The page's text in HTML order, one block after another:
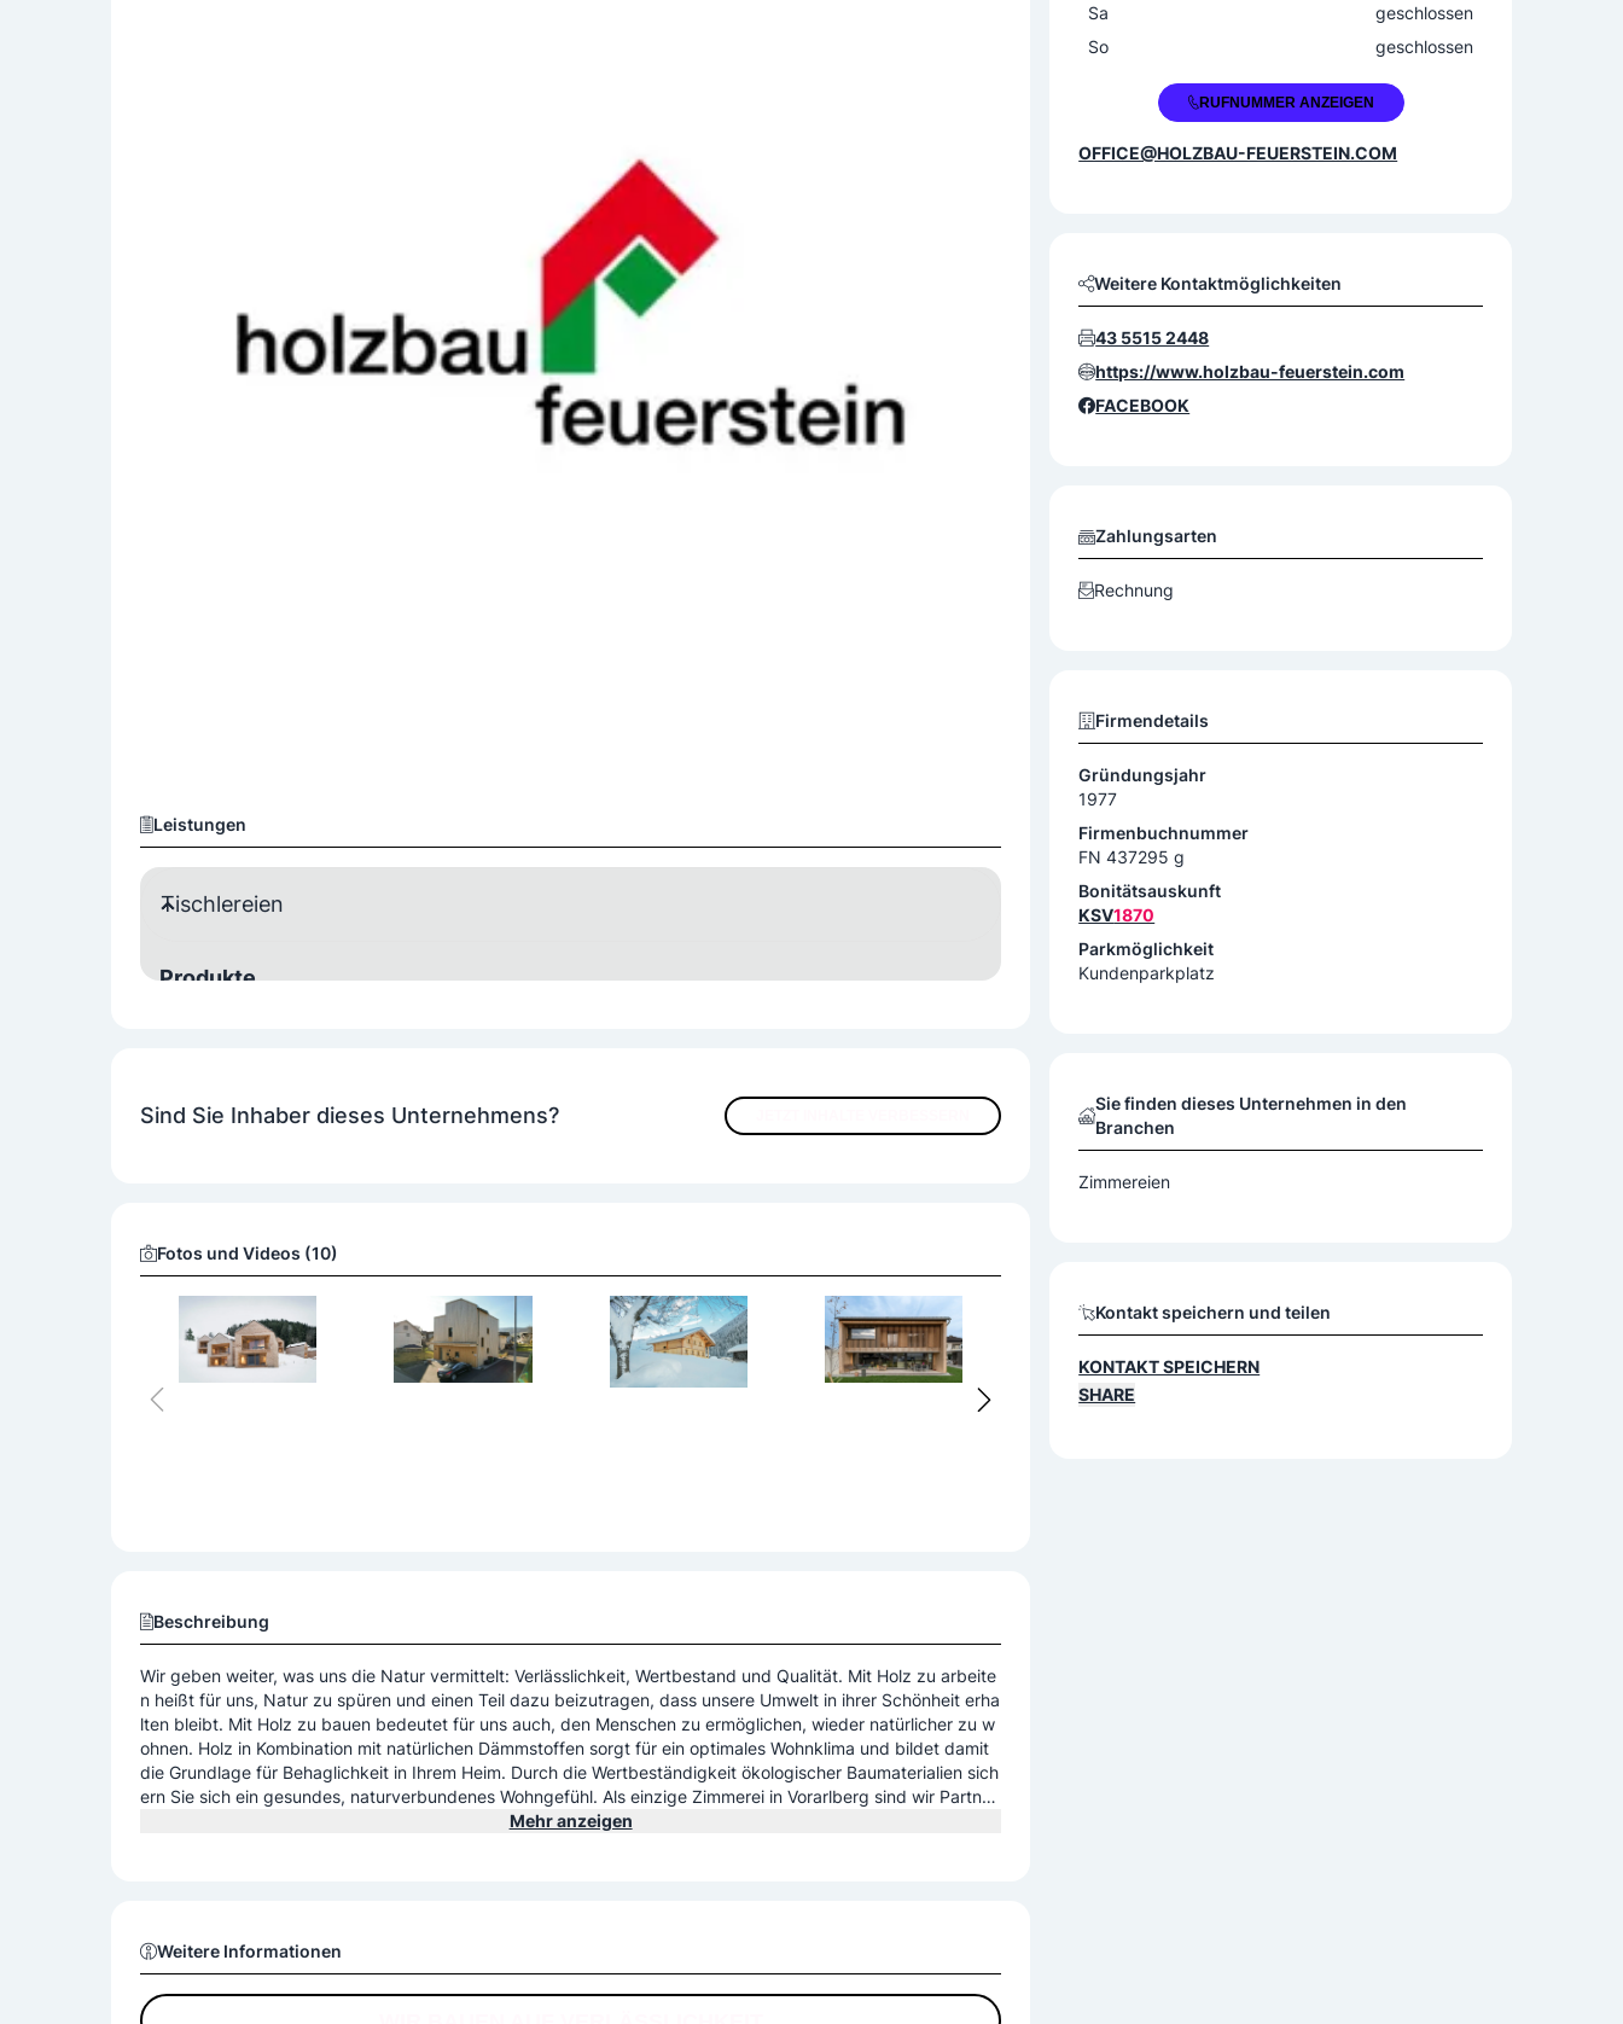
Leistungen
Tischlereien
Produkte
Leistungen
Sind Sie Inhaber dieses Unternehmens?
Fotos und Videos (10)
Beschreibung
Wir geben weiter, was uns die Natur vermittelt: Verlässlichkeit, Wertbestand und Qualität. Mit Holz zu arbeite
n heißt für uns, Natur zu spüren und einen Teil dazu beizutragen, dass unsere Umwelt in ihrer Schönheit erha
lten bleibt. Mit Holz zu bauen bedeutet für uns auch, den Menschen zu ermöglichen, wieder natürlicher zu w
ohnen. Holz in Kombination mit natürlichen Dämmstoffen sorgt für ein optimales Wohnklima und bildet damit
die Grundlage für Behaglichkeit in Ihrem Heim. Durch die Wertbeständigkeit ökologischer Baumaterialien sich
ern Sie sich ein gesundes, naturverbundenes Wohngefühl. Als einzige Zimmerei in Vorarlberg sind wir Partner
von Thoma Holz100. Das Holz wird gemäß Mondzyklus geschlagen und ist resistent gegen Holzschädlinge.
Mehr anzeigen
Weitere Informationen
Sa
geschlossen
So
geschlossen
+43 5515 2171RUFNUMMER ANZEIGEN
OFFICE@HOLZBAU-FEUERSTEIN.COM
Weitere Kontaktmöglichkeiten
43 5515 2448
https://www.holzbau-feuerstein.com
FACEBOOK
Zahlungsarten
Rechnung
Firmendetails
Gründungsjahr
1977
Firmenbuchnummer
FN 437295 g
Bonitätsauskunft
KSV1870
Parkmöglichkeit
Kundenparkplatz
Sie finden dieses Unternehmen in den
Branchen
Zimmereien
Kontakt speichern und teilen
KONTAKT SPEICHERN
SHARE